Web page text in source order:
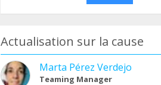
Actualisation sur la cause
Marta Pérez Verdejo
Teaming Manager